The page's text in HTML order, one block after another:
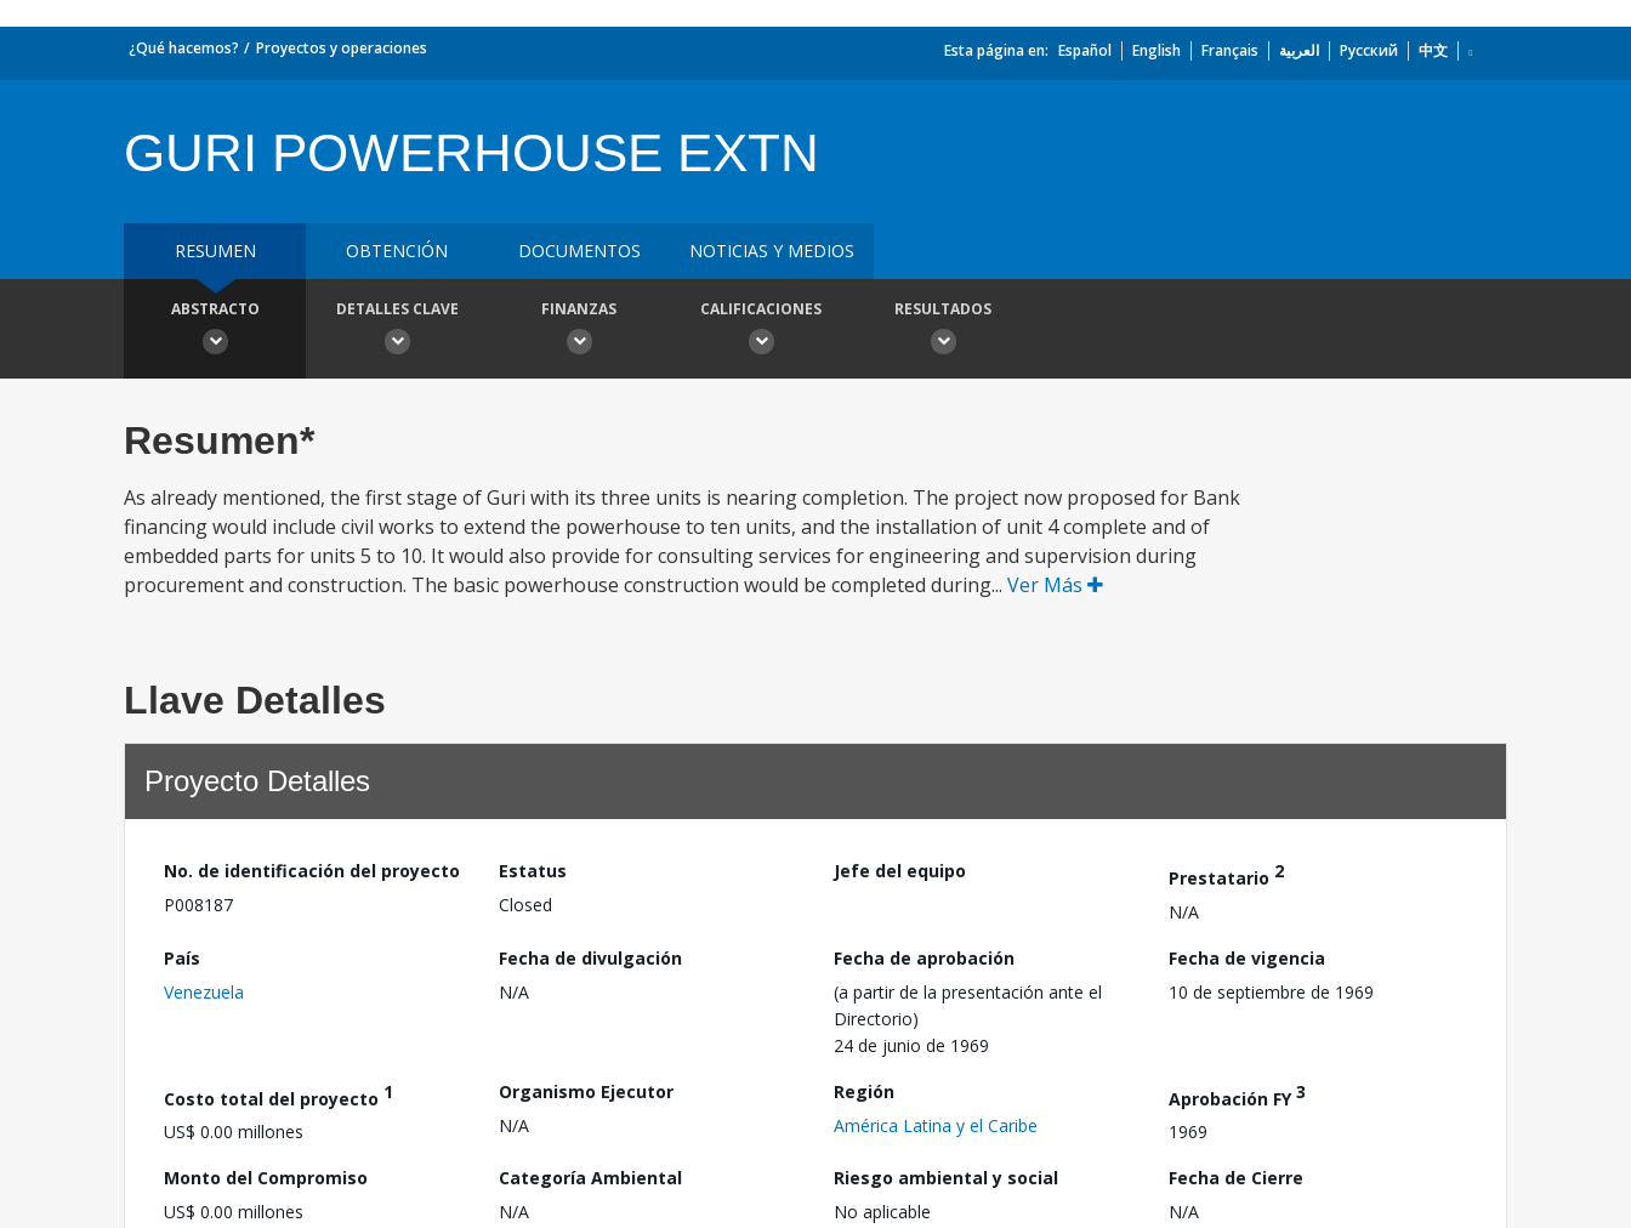
¿Qué hacemos? Proyectos y operaciones Esta página en: Español English Français العربية Русский 中文
GURI POWERHOUSE EXTN
RESUMEN OBTENCIÓN DOCUMENTOS NOTICIAS Y MEDIOS
ABSTRACTO DETALLES CLAVE FINANZAS CALIFICACIONES RESULTADOS
Resumen*
As already mentioned, the first stage of Guri with its three units is nearing completion. The project now proposed for Bank
financing would include civil works to extend the powerhouse to ten units, and the installation of unit 4 complete and of
embedded parts for units 5 to 10. It would also provide for consulting services for engineering and supervision during
procurement and construction. The basic powerhouse construction would be completed during... Ver Más
Llave Detalles
Proyecto Detalles
No. de identificación del proyecto
P008187
Estatus
Closed
Jefe del equipo Prestatario 2
N/A
País
Venezuela
Fecha de divulgación
N/A
Fecha de aprobación
(a partir de la presentación ante el
Directorio)
24 de junio de 1969
Fecha de vigencia
10 de septiembre de 1969
Costo total del proyecto 1
US$ 0.00 millones
Organismo Ejecutor
N/A
Región
América Latina y el Caribe
Aprobación FY3
1969
Monto del Compromiso
US$ 0.00 millones
Categoría Ambiental
N/A
Riesgo ambiental y social
No aplicable
Fecha de Cierre
N/A